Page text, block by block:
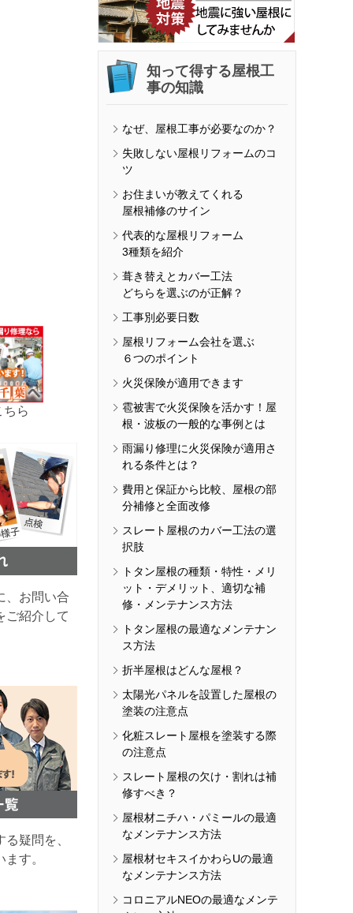
ちら
、お問い合
ご紹介して
疑問を、
す。
知って得する屋根工
事の知識
なぜ、屋根工事が必要なのか？
失敗しない屋根リフォームのコ
ツ
お住まいが教えてくれる
屋根補修のサイン
代表的な屋根リフォーム
3種類を紹介
葺き替えとカバー工法
どちらを選ぶのが正解？
工事別必要日数
屋根リフォーム会社を選ぶ
６つのポイント
火災保険が適用できます
雹被害で火災保険を活かす！屋
根・波板の一般的な事例とは
雨漏り修理に火災保険が適用さ
れる条件とは？
費用と保証から比較、屋根の部
分補修と全面改修
スレート屋根のカバー工法の選
択肢
トタン屋根の種類・特性・メリ
ット・デメリット、適切な補
修・メンテナンス方法
トタン屋根の最適なメンテナン
ス方法
折半屋根はどんな屋根？
太陽光パネルを設置した屋根の
塗装の注意点
化粧スレート屋根を塗装する際
の注意点
スレート屋根の欠け・割れは補
修すべき？
屋根材ニチハ・パミールの最適
なメンテナンス方法
屋根材セキスイかわらUの最適
なメンテナンス方法
コロニアルNEOの最適なメンテ